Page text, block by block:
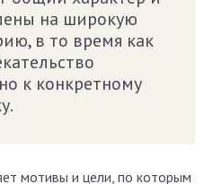
на широкую
в то время как
к конкретному
мотивы и цели, по которым